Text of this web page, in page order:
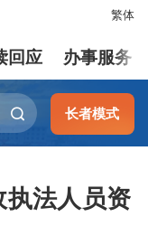
繁体
回应 办事服务
长者模式
法人员资